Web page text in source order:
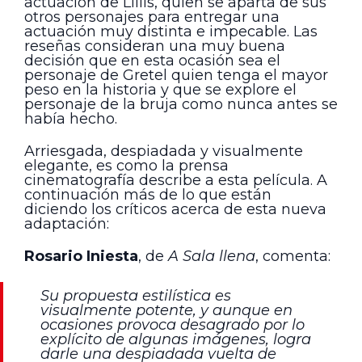
otros personajes para entregar una
actuación muy distinta e impecable. Las
reseñas consideran una muy buena
decisión que en esta ocasión sea el
personaje de Gretel quien tenga el mayor
peso en la historia y que se explore el
personaje de la bruja como nunca antes se
había hecho.
Arriesgada, despiadada y visualmente
elegante, es como la prensa
cinematografía describe a esta película. A
continuación más de lo que están
diciendo los críticos acerca de esta nueva
adaptación:
Rosario Iniesta, deA Sala llena, comenta:
Su propuesta estilística es
visualmente potente, y aunque en
ocasiones provoca desagrado por lo
explícito de algunas imágenes, logra
darle una despiadada vuelta de